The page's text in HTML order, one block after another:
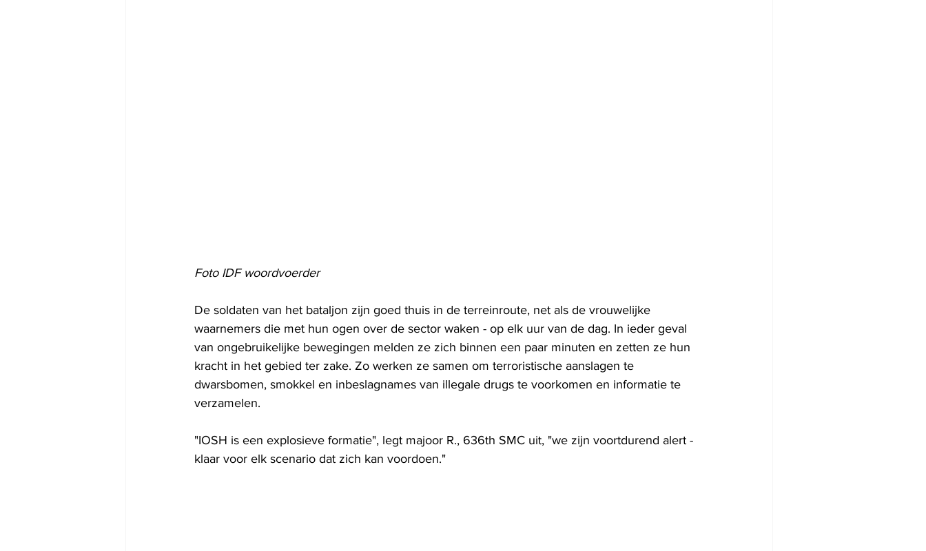
Foto IDF woordvoerder
De soldaten van het bataljon zijn goed thuis in de terreinroute, net als de vrouwelijke
waarnemers die met hun ogen over de sector waken - op elk uur van de dag. In ieder geval
van ongebruikelijke bewegingen melden ze zich binnen een paar minuten en zetten ze hun
kracht in het gebied ter zake. Zo werken ze samen om terroristische aanslagen te
dwarsbomen, smokkel en inbeslagnames van illegale drugs te voorkomen en informatie te
verzamelen.
"IOSH is een explosieve formatie", legt majoor R., 636th SMC uit, "we zijn voortdurend alert -
klaar voor elk scenario dat zich kan voordoen."